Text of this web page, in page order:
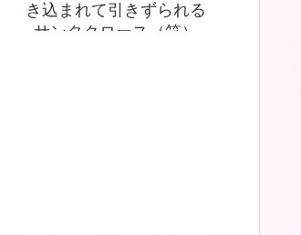
き込まれて引きずられる
サンタクロース（笑）